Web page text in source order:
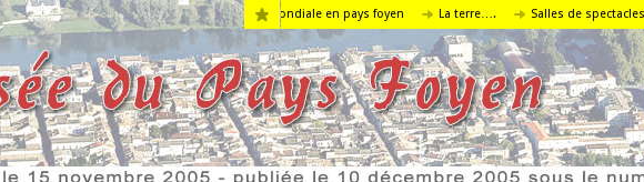
Les hôpitaux temporaires de la 1° guerre mondiale en pays foyen La terre…. Salles de spectacles